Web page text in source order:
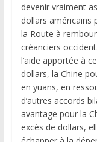
devenir vraiment
dollars américains
la Route à
créanciers
l’aide apportée à
dollars, la Chine
en yuans, en
d’autres accords
avantage pour la
excès de dollars,